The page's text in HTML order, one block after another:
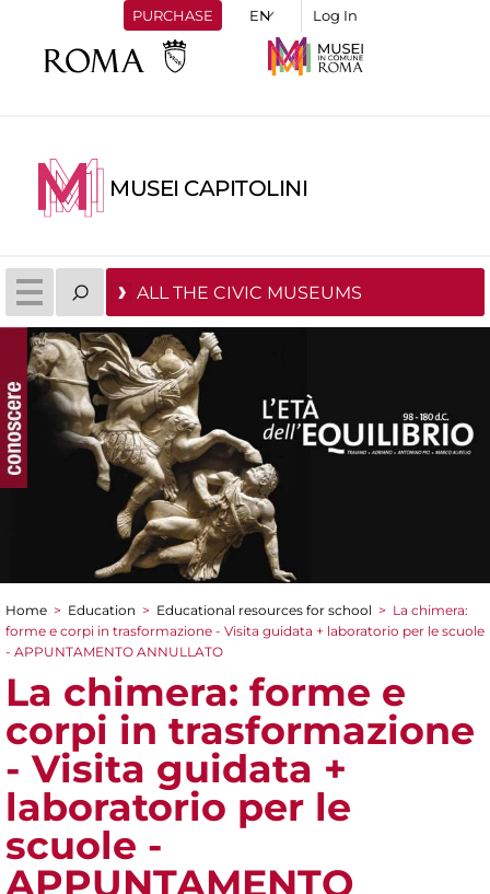
PURCHASE Log In
MUSEI CAPITOLINI
ALL THE CIVIC MUSEUMS
You are here
Home > Education > Educational resources for school > La chimera:
forme e corpi in trasformazione - Visita guidata + laboratorio per le scuole
- APPUNTAMENTO ANNULLATO
La chimera: forme e
corpi in trasformazione
- Visita guidata +
laboratorio per le
scuole -
APPUNTAMENTO